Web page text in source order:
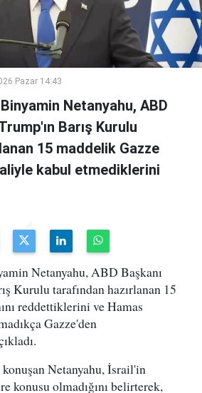
Pazar 14:43
Netanyahu, ABD
Barış Kurulu
15 maddelik Gazze
kabul etmediklerini
Netanyahu, ABD Başkanı
Kurulu tarafından hazırlanan 15
reddettiklerini ve Hamas
Gazze'den
Netanyahu, İsrail'in
konusu olmadığını belirterek,